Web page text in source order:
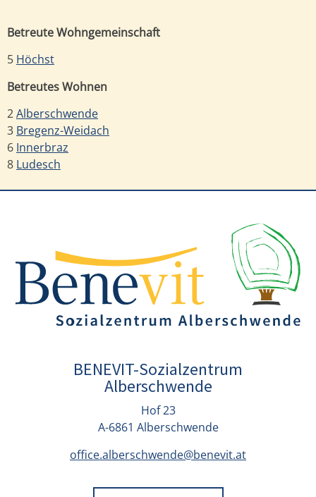
Betreute Wohngemeinschaft
5 Höchst
Betreutes Wohnen
2Alberschwende
3 Bregenz-Weidach
6 Innerbraz
8 Ludesch
BENEVIT-Sozialzentrum
Alberschwende
Hof 23
A-6861 Alberschwende
office.alberschwende@benevit.at